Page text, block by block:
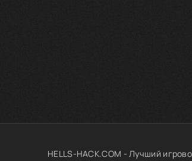
HELLS-HACK.COM - Лучший